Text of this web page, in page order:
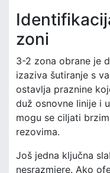
zoni
3-2 zona obrane je
izaziva šutiranje s
ostavlja praznine
duž osnovne linije i
mogu se ciljati
rezovima.
Još jedna ključna
nesrazmjere. Ako